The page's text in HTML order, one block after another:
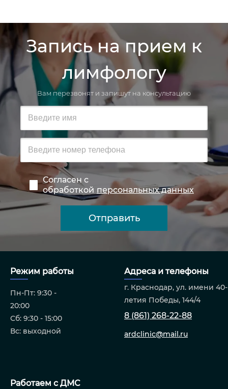
Запись на прием к
лимфологу
Вам перезвонят и запишут на консультацию
Согласен с
обработкой персональных данных
Режим работы
Пн-Пт: 9:30 -
20:00
Сб: 9:30 - 15:00
Вс: выходной
Адреса и телефоны
г. Краснодар, ул. имени 40-
летия Победы, 144/4
8 (861) 268-22-88
ardclinic@mail.ru
Работаем с ДМС